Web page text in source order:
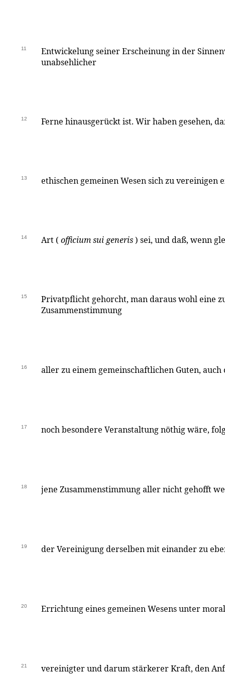
11
Entwickelung seiner Erscheinung in der
unabsehlicher
12 Ferne hinausgerückt ist. Wir haben gesehen,
13 ethischen gemeinen Wesen sich zu vereinigen
14 Art ( officium sui generis) sei, und daß, wenn
15
Privatpflicht gehorcht, man daraus wohl eine
Zusammenstimmung
16 aller zu einem gemeinschaftlichen Guten, auch
17 noch besondere Veranstaltung nöthig wäre,
18 jene Zusammenstimmung aller nicht gehofft
19 der Vereinigung derselben mit einander zu
20 Errichtung eines gemeinen Wesens unter
21 vereinigter und darum stärkerer Kraft, den